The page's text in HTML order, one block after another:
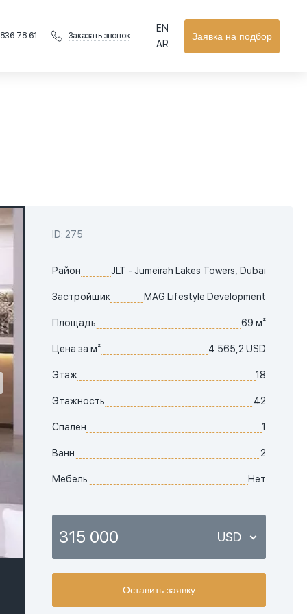
78 61 Заказать звонок Заявка на подбор
EN
AR
ID: 275
Район JLT - Jumeirah Lakes Towers, Dubai
Застройщик MAG Lifestyle Development
Площадь 69 м²
Цена за м² 4 565,2 USD
Этаж 18
Этажность 42
Спален 1
Ванн 2
Мебель Нет
315 000 USD
Оставить заявку